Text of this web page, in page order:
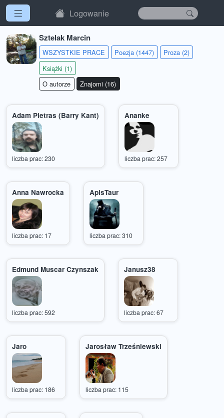
Logowanie
Sztelak Marcin
WSZYSTKIE PRACE Poezja (1447)
Proza (2)
Książki (1)
O autorze
Znajomi (16)
Adam Pietras (Barry Kant)
liczba prac: 230
Ananke
liczba prac: 257
Anna Nawrocka
liczba prac: 17
ApisTaur
liczba prac: 310
Edmund Muscar Czynszak
liczba prac: 592
Janusz38
liczba prac: 67
Jaro
liczba prac: 186
Jarosław Trześniewski
liczba prac: 115